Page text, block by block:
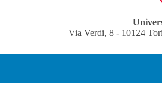
Via Verdi, 8 - 10124